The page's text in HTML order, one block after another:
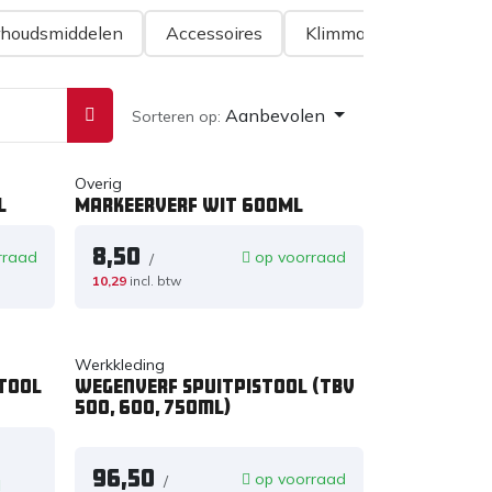
Accessoires Klimmateriaal
Sorteren op: Aanbevolen
Overig
Markeerverf wit 600ML
8,50 /
10,29 incl. btw
op voorraad
Werkkleding
Wegenverf Spuitpistool (tbv
500, 600, 750ml)
96,50 / op voorraad